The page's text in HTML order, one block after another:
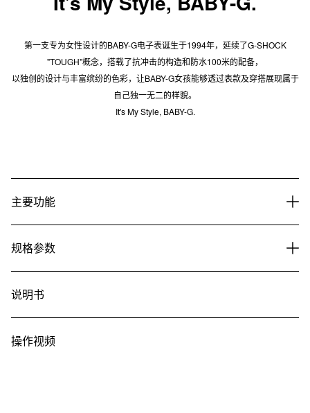
第一支专为女性设计的BABY-G电子表诞生于1994年，延续了G-SHOCK
"TOUGH"概念，搭载了抗冲击的构造和防水100米的配备，
以独创的设计与丰富缤纷的色彩，让BABY-G女孩能够透过表款及穿搭展现属于
自己独一无二的样貌。
It's My Style, BABY-G.
主要功能
规格参数
说明书
操作视频